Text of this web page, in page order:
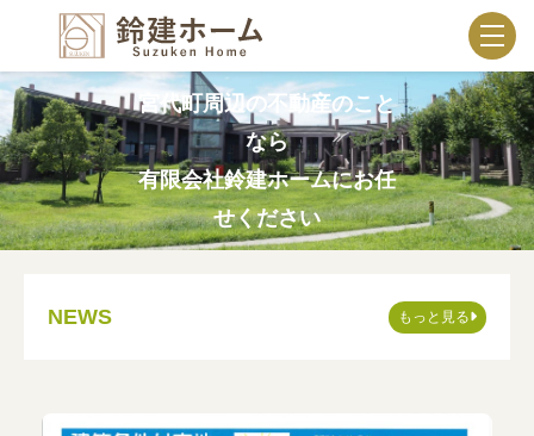
宮代町周辺の不動産のこと
なら
有限会社鈴建ホームにお任
せください
NEWS もっと見る